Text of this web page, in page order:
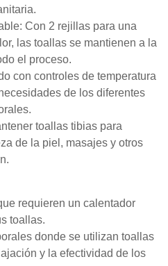
Con 2 rejillas para una
las toallas se mantienen a la
el proceso.
con controles de temperatura
de los diferentes
toallas tibias para
de la piel, masajes y otros
requieren un calentador
toallas.
donde se utilizan toallas
y la efectividad de los